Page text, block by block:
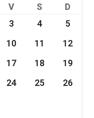
V S
D
3 4
5
10 11
12
17 18
19
24 25
26